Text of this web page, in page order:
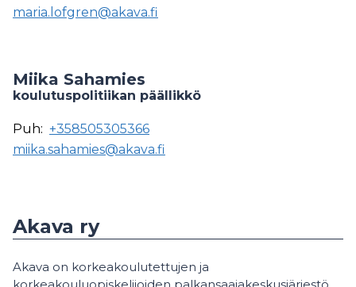
maria.lofgren@akava.fi
Miika Sahamies
koulutuspolitiikan päällikkö
Puh: +358505305366
miika.sahamies@akava.fi
Akava ry
Akava on korkeakoulutettujen ja